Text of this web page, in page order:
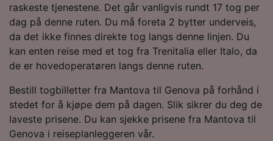
raskeste tjenestene. Det går vanligvis rundt 17 tog per
dag på denne ruten. Du må foreta 2 bytter underveis,
da det ikke finnes direkte tog langs denne linjen. Du
kan enten reise med et tog fra Trenitalia eller Italo, da
de er hovedoperatøren langs denne ruten.
Bestill togbilletter fra Mantova til Genova på forhånd i
stedet for å kjøpe dem på dagen. Slik sikrer du deg de
laveste prisene. Du kan sjekke prisene fra Mantova til
Genova i reiseplanleggeren vår.